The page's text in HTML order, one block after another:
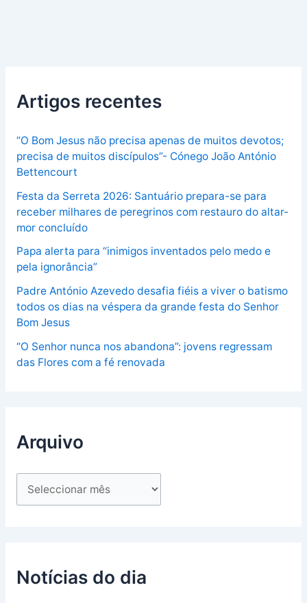
Artigos recentes
“O Bom Jesus não precisa apenas de muitos devotos;
precisa de muitos discípulos”- Cónego João António
Bettencourt
Festa da Serreta 2026: Santuário prepara-se para
receber milhares de peregrinos com restauro do altar-
mor concluído
Papa alerta para “inimigos inventados pelo medo e
pela ignorância”
Padre António Azevedo desafia fiéis a viver o batismo
todos os dias na véspera da grande festa do Senhor
Bom Jesus
“O Senhor nunca nos abandona”: jovens regressam
das Flores com a fé renovada
Arquivo
Notícias do dia